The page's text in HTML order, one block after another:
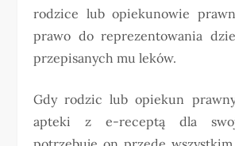
rodzice lub opiekunowie
prawo do reprezentowania
przepisanych mu leków.
Gdy rodzic lub opiekun
apteki z e-receptą dla